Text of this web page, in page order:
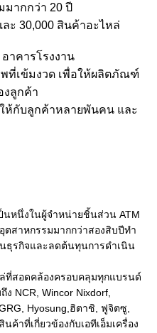
ากกว่า 20 ปี
ะ 30,000 สินค้าอะไหล่
าคารโรงงาน
ที่เข้มงวด เพื่อให้ผลิตภัณฑ์
งลูกค้า
ห้กับลูกค้าหลายพันคน และ
หนึ่งในผู้จําหน่ายชิ้นส่วน ATM
สาหกรรมมากกว่าสองสิบปีทํา
ธุรกิจและลดต้นทุนการดําเนิน
ล่ที่สอดคล้องครอบคลุมทุกแบรนด์
NCR, Wincor Nixdorf,
Hyosung,ฮิตาชิ, ฟูจิตซู,
ค้าที่เกี่ยวข้องกับเอทีเอ็มเครื่อง